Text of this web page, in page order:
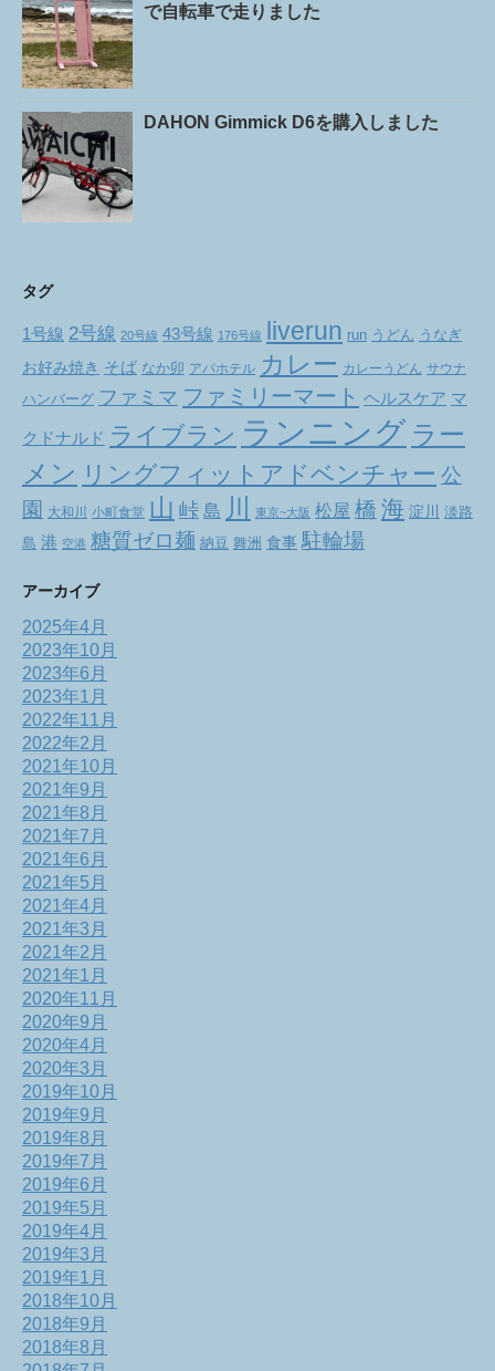
で自転車で走りました
DAHON Gimmick D6を購入しました
タグ
1号線 2号線 20号線 43号線 176号線 liverun run うどん うなぎ
お好み焼き そば なか卯 アパホテル カレー カレーうどん サウナ
ハンバーグ ファミマ ファミリーマート ヘルスケア マ
クドナルド ライブラン ランニング ラー
メン リングフィットアドベンチャー 公
園
大和川 小町食堂 山 峠 島 川 東京~大阪 松屋 橋 海 淀川
淡路
島 港 空港 糖質ゼロ麺 納豆 舞洲 食事 駐輪場
アーカイブ
2025年4月
2023年10月
2023年6月
2023年1月
2022年11月
2022年2月
2021年10月
2021年9月
2021年8月
2021年7月
2021年6月
2021年5月
2021年4月
2021年3月
2021年2月
2021年1月
2020年11月
2020年9月
2020年4月
2020年3月
2019年10月
2019年9月
2019年8月
2019年7月
2019年6月
2019年5月
2019年4月
2019年3月
2019年1月
2018年10月
2018年9月
2018年8月